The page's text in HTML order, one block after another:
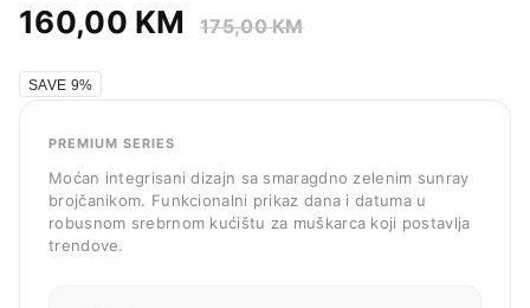
160,00 KM 175,00KM
SAVE 9%
PREMIUM SERIES
Moćan integrisani dizajn sa smaragdno zelenim sunray
brojčanikom. Funkcionalni prikaz dana i datuma u
robusnom srebrnom kućištu za muškarca koji postavlja
trendove.